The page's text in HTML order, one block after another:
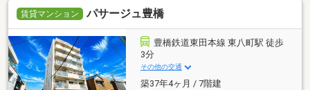
賃貸マンション パサージュ豊橋
豊橋鉄道東田本線 東八町駅 徒歩
3分
その他の交通
築37年4ヶ月 / 7階建